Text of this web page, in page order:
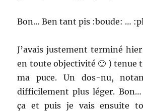
Bon… Ben tant pis :boude: …
J’avais justement terminé
en toute objectivité 🙂 ) tenue
ma puce. Un dos-nu,
difficilement plus léger.
ça et puis je vais ensuite